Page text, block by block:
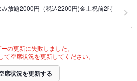
み放題2000円（税込2200円)金土祝前2時
の更新に失敗しました。
て空席状況を更新してください。
席状況を更新する